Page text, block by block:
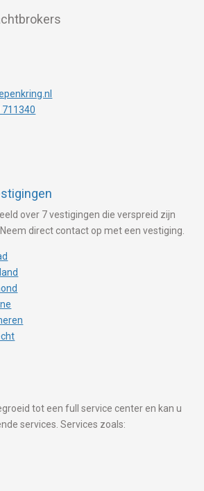
711340
over 7 vestigingen die verspreid zijn
direct contact op met een vestiging.
tot een full service center en kan u
services. Services zoals: